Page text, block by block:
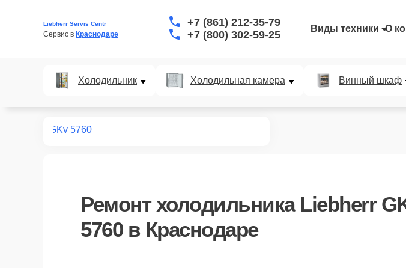
Liebherr Servis Centr
Сервис в Краснодаре
+7 (861) 212-35-79
+7 (800) 302-59-25
Виды техники О
Холодильник Холодильная камера Винный шкаф
GKv 5760
Ремонтхолодильника Liebherr
5760в Краснодаре